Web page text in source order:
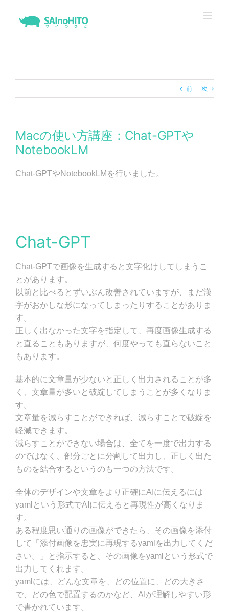
前 次
Macの使い方講座：Chat-GPTや
NotebookLM
Chat-GPTやNotebookLMを行いました。
Chat-GPT
Chat-GPTで画像を生成すると文字化けしてしまうこ
とがあります。
以前と比べるとずいぶん改善されていますが、まだ漢
字がおかしな形になってしまったりすることがありま
す。
正しく出なかった文字を指定して、再度画像生成する
と直ることもありますが、何度やっても直らないこと
もあります。
基本的に文章量が少ないと正しく出力されることが多
く、文章量が多いと破綻してしまうことが多くなりま
す。
文章量を減らすことができれば、減らすことで破綻を
軽減できます。
減らすことができない場合は、全てを一度で出力する
のではなく、部分ごとに分割して出力し、正しく出た
ものを結合するというのも一つの方法です。
全体のデザインや文章をより正確にAIに伝えるには
yamlという形式でAIに伝えると再現性が高くなりま
す。
ある程度思い通りの画像ができたら、その画像を添付
して「添付画像を忠実に再現するyamlを出力してくだ
さい。」と指示すると、その画像をyamlという形式で
出力してくれます。
yamlには、どんな文章を、どの位置に、どの大きさ
で、どの色で配置するのかなど、AIが理解しやすい形
で書かれています。